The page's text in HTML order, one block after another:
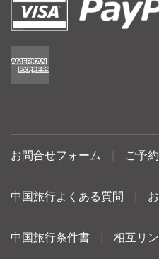
お問合せフォーム ご予
中国旅行よくある質問
中国旅行条件書 相互リ